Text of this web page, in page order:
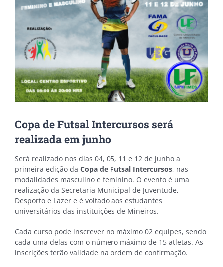
Copa de Futsal Intercursos será
realizada em junho
Será realizado nos dias 04, 05, 11 e 12 de junho a
primeira edição da Copa de Futsal Intercursos, nas
modalidades masculino e feminino. O evento é uma
realização da Secretaria Municipal de Juventude,
Desporto e Lazer e é voltado aos estudantes
universitários das instituições de Mineiros.
Cada curso pode inscrever no máximo 02 equipes, sendo
cada uma delas com o número máximo de 15 atletas. As
inscrições terão validade na ordem de confirmação.